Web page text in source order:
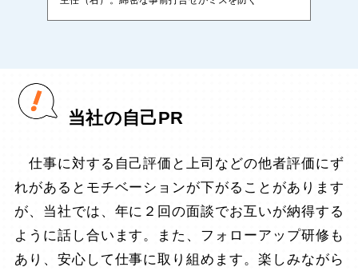
当社の自己PR
仕事に対する自己評価と上司などの他者評価にず
れがあるとモチベーションが下がることがあります
が、当社では、年に２回の面談でお互いが納得する
ように話し合います。また、フォローアップ研修も
あり、安心して仕事に取り組めます。楽しみながら